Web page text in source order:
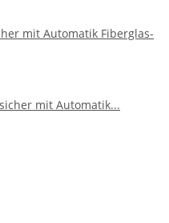
mit Automatik Fiberglas-